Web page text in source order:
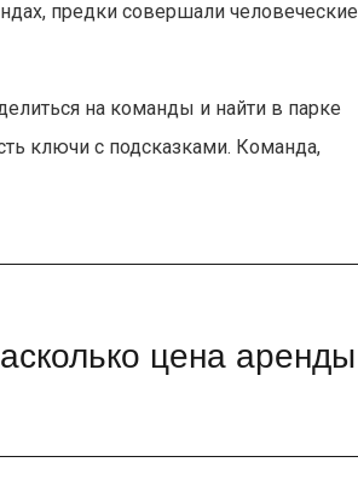
предки совершали человеческие
на команды и найти в парке
ключи с подсказками. Команда,
цена аренды